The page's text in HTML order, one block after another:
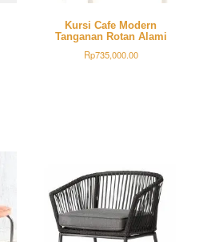
Kursi Cafe Modern
Tanganan Rotan Alami
Rp735,000.00